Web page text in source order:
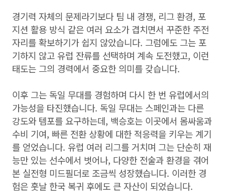
경기력 자체의 문제라기보다 팀 내 경쟁, 리그 환경, 포
지션 활용 방식 같은 여러 요소가 겹치면서 꾸준한 주전
자리를 확보하기가 쉽지 않았습니다. 그럼에도 그는 포
기하지 않고 유럽 잔류를 선택하며 계속 도전했고, 이런
태도는 그의 경력에서 중요한 의미를 갖습니다.
이후 그는 독일 무대를 경험하며 다시 한 번 유럽에서의
가능성을 타진했습니다. 독일 무대는 스페인과는 다른
강도와 템포를 요구하는데, 백승호는 이곳에서 몸싸움과
수비 기여, 빠른 전환 상황에 대한 적응력을 키우는 계기
를 얻었습니다. 유럽 여러 리그를 거치며 그는 단순히 재
능만 있는 선수에서 벗어나, 다양한 전술과 환경을 겪어
본 실전형 미드필더로 조금씩 성장했습니다. 이러한 경
험은 훗날 한국 복귀 후에도 큰 자산이 되었습니다.